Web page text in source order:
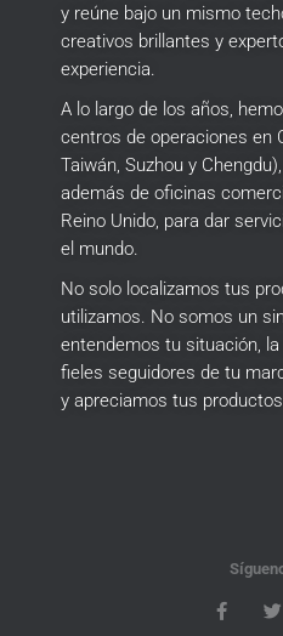
y reúne bajo un mismo
creativos brillantes y
experiencia.
A lo largo de los años,
centros de operaciones en
Taiwán, Suzhou y
además de oficinas
Reino Unido, para dar
el mundo.
No solo localizamos tus
utilizamos. No somos un
entendemos tu situación,
fieles seguidores de tu
y apreciamos tus